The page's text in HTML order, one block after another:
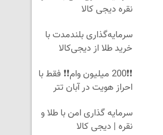
نقره دیجی کالا
سرمایه‌گذاری بلندمدت با
خرید طلا از دیجی‌کالا
❗❗200 میلیون وام❗❗ فقط با
احراز هویت در آبان تتر
سرمایه گذاری امن با طلا و
نقره | دیجی کالا